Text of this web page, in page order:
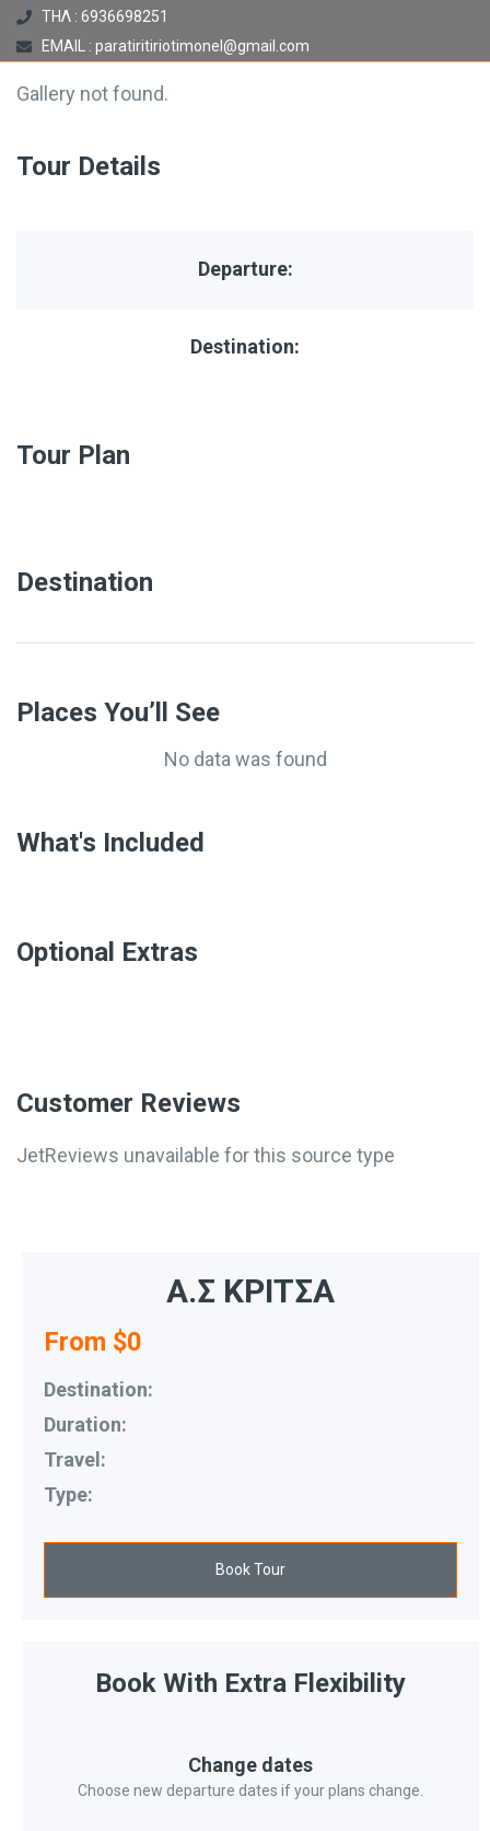
ΤΗΛ : 6936698251
EMAIL : paratiritiriotimonel@gmail.com
Gallery not found.
Tour Details
Departure:
Destination:
Tour Plan
Destination
Places You’ll See
No data was found
What's Included
Optional Extras​
Customer Reviews
JetReviews unavailable for this source type
Α.Σ ΚΡΙΤΣΑ
From $0
Destination:
Duration:
Travel:
Type:
Book Tour
Book With Extra Flexibility
Change dates
Choose new departure dates if your plans change.